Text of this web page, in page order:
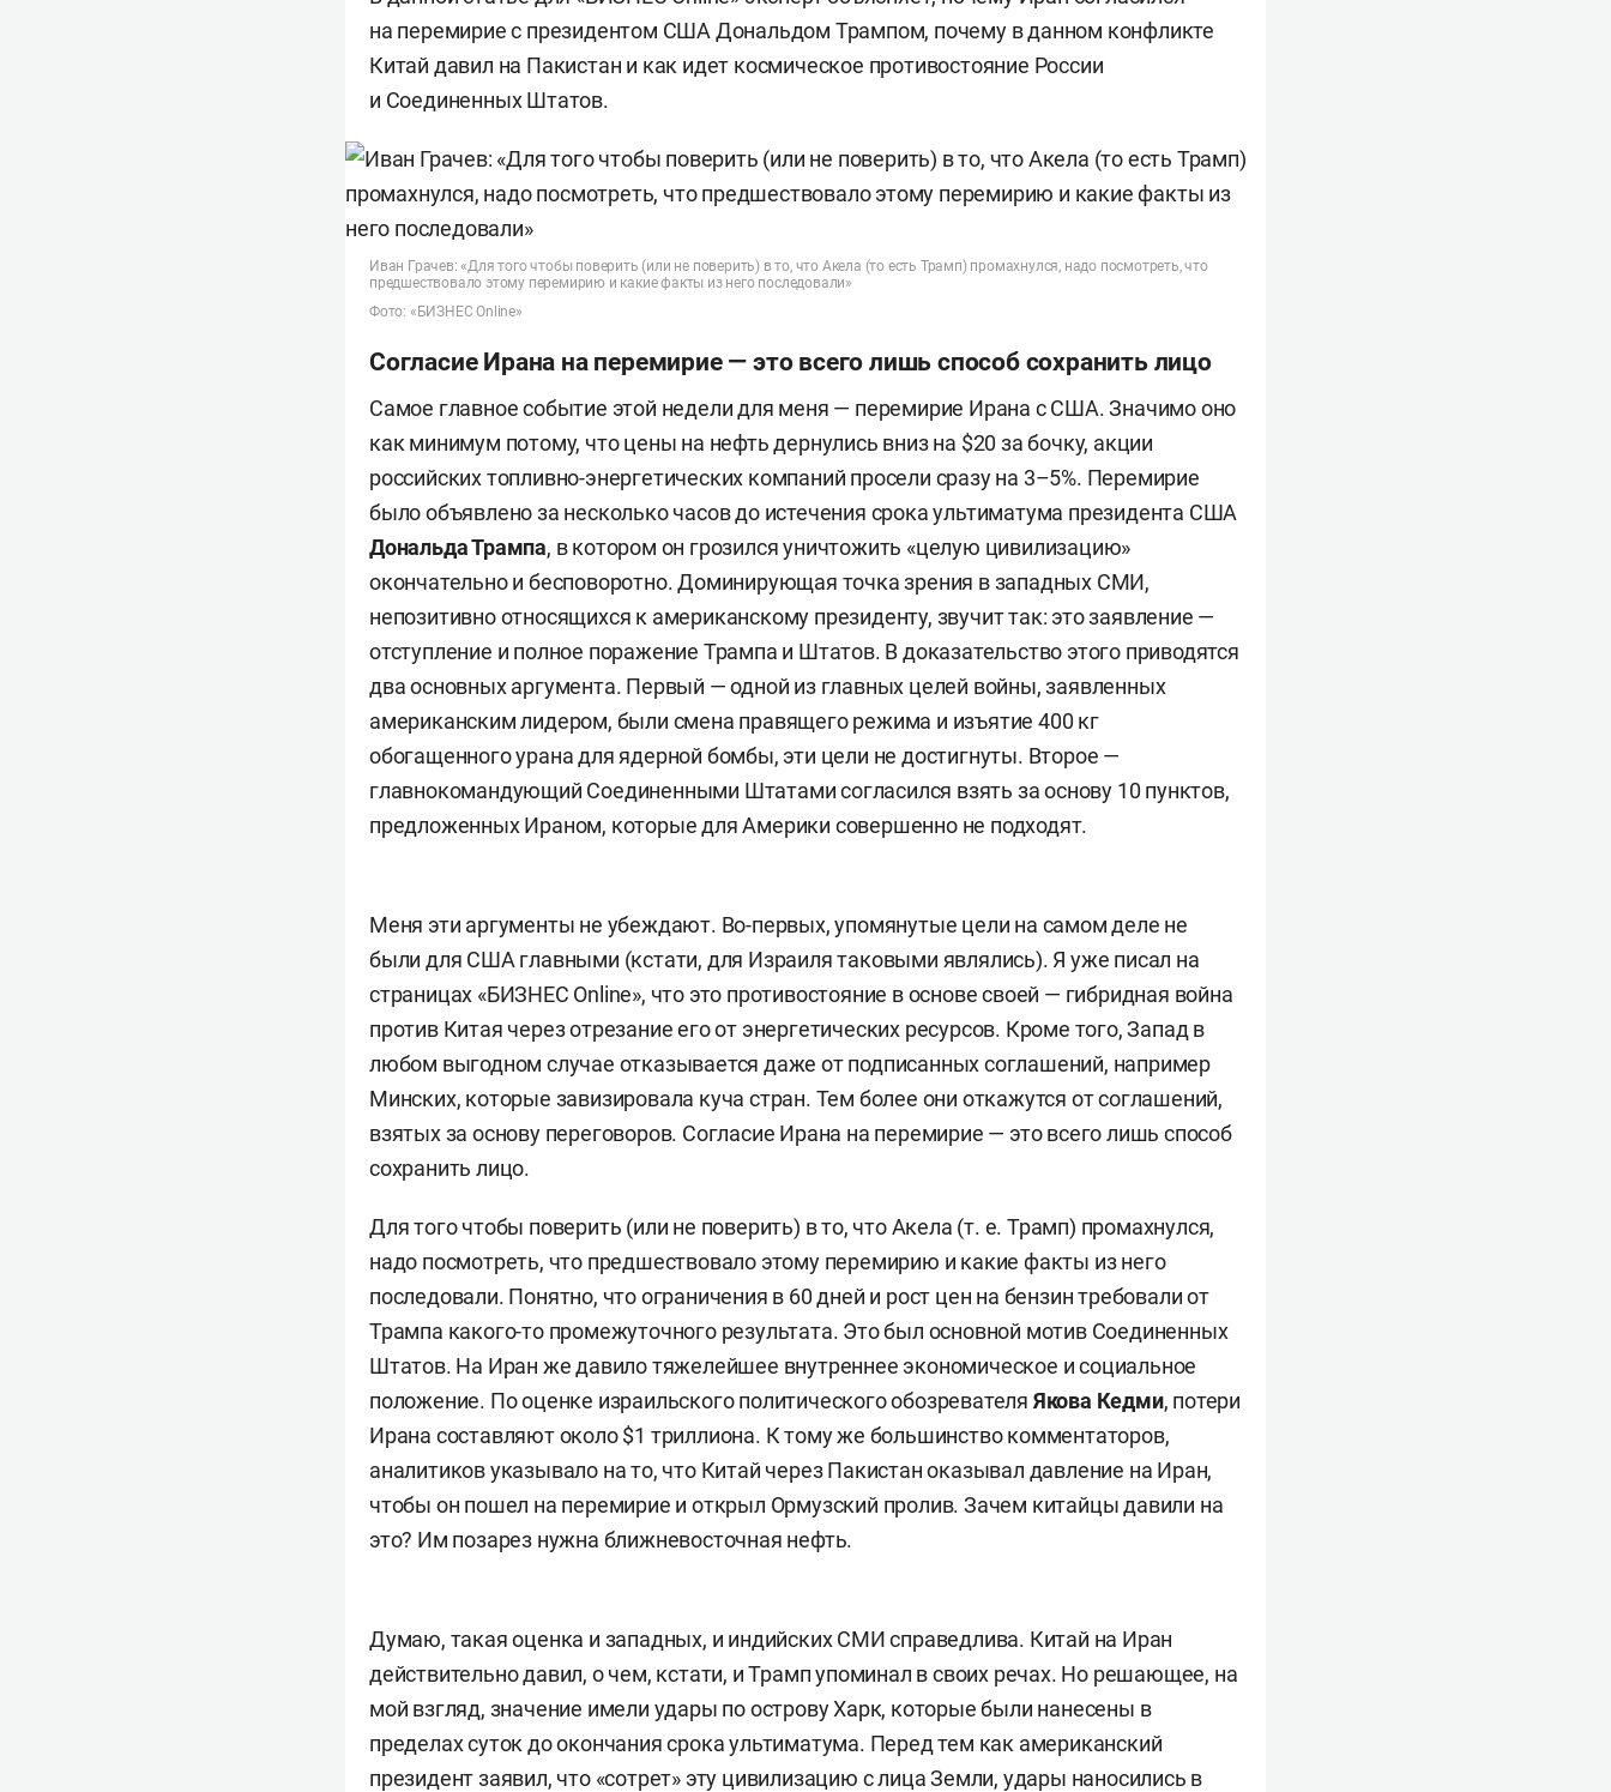
на перемирие с президентом США Дональдом Трампом, почему в данном конфликте
Китай давил на Пакистан и как идет космическое противостояние России
и Соединенных Штатов.
Иван Грачев: «Для того чтобы поверить (или не поверить) в то, что Акела (то есть Трамп) промахнулся, надо посмотреть, что
предшествовало этому перемирию и какие факты из него последовали»
Фото: «БИЗНЕС Online»
Согласие Ирана на перемирие — это всего лишь способ сохранить лицо
Самое главное событие этой недели для меня — перемирие Ирана с США. Значимо оно
как минимум потому, что цены на нефть дернулись вниз на $20 за бочку, акции
российских топливно-энергетических компаний просели сразу на 3–5%. Перемирие
было объявлено за несколько часов до истечения срока ультиматума президента США
Дональда Трампа, в котором он грозился уничтожить «целую цивилизацию»
окончательно и бесповоротно. Доминирующая точка зрения в западных СМИ,
непозитивно относящихся к американскому президенту, звучит так: это заявление —
отступление и полное поражение Трампа и Штатов. В доказательство этого приводятся
два основных аргумента. Первый — одной из главных целей войны, заявленных
американским лидером, были смена правящего режима и изъятие 400 кг
обогащенного урана для ядерной бомбы, эти цели не достигнуты. Второе —
главнокомандующий Соединенными Штатами согласился взять за основу 10 пунктов,
предложенных Ираном, которые для Америки совершенно не подходят.
Меня эти аргументы не убеждают. Во-первых, упомянутые цели на самом деле не
были для США главными (кстати, для Израиля таковыми являлись). Я уже писал на
страницах «БИЗНЕС Online», что это противостояние в основе своей — гибридная война
против Китая через отрезание его от энергетических ресурсов. Кроме того, Запад в
любом выгодном случае отказывается даже от подписанных соглашений, например
Минских, которые завизировала куча стран. Тем более они откажутся от соглашений,
взятых за основу переговоров. Согласие Ирана на перемирие — это всего лишь способ
сохранить лицо.
Для того чтобы поверить (или не поверить) в то, что Акела (т. е. Трамп) промахнулся,
надо посмотреть, что предшествовало этому перемирию и какие факты из него
последовали. Понятно, что ограничения в 60 дней и рост цен на бензин требовали от
Трампа какого-то промежуточного результата. Это был основной мотив Соединенных
Штатов. На Иран же давило тяжелейшее внутреннее экономическое и социальное
положение. По оценке израильского политического обозревателя Якова Кедми, потери
Ирана составляют около $1 триллиона. К тому же большинство комментаторов,
аналитиков указывало на то, что Китай через Пакистан оказывал давление на Иран,
чтобы он пошел на перемирие и открыл Ормузский пролив. Зачем китайцы давили на
это? Им позарез нужна ближневосточная нефть.
Думаю, такая оценка и западных, и индийских СМИ справедлива. Китай на Иран
действительно давил, о чем, кстати, и Трамп упоминал в своих речах. Но решающее, на
мой взгляд, значение имели удары по острову Харк, которые были нанесены в
пределах суток до окончания срока ультиматума. Перед тем как американский
президент заявил, что «сотрет» эту цивилизацию с лица Земли, удары наносились в